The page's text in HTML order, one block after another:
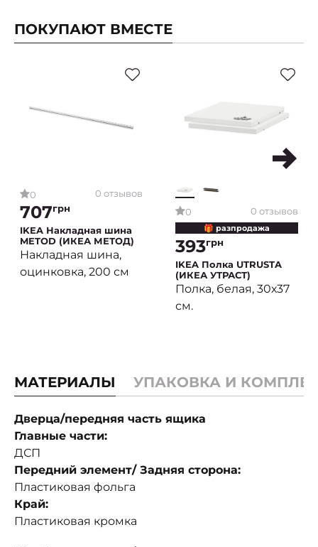
ПОКУПАЮТ ВМЕСТЕ
0 0 отзывов
707грн
IKEA Накладная шина
METOD (ИКЕА МЕТОД)
Накладная шина,
оцинковка, 200 см
0 0 отзывов
🎁 разпродажа
393грн
IKEA Полка UTRUSTA
(ИКЕА УТРАСТ)
Полка, белая, 30х37
см.
МАТЕРИАЛЫ УПАКОВКА И
Дверца/передняя часть ящика
Главные части:
ДСП
Передний элемент/ Задняя сторона:
Пластиковая фольга
Край:
Пластиковая кромка